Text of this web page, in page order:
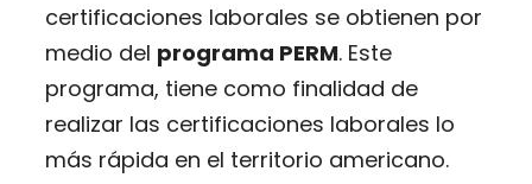
certificaciones laborales se obtienen por
medio del programa PERM. Este
programa, tiene como finalidad de
realizar las certificaciones laborales lo
más rápida en el territorio americano.